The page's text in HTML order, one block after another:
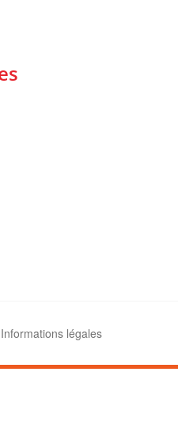
Informations légales